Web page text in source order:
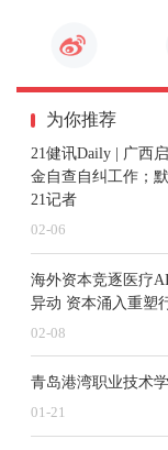
为你推荐
21健讯Daily | 广西
金自查自纠工作；
21记者
02-06
海外资本竞逐医疗
异动 资本涌入重塑
02-08
青岛港湾职业技术
01-21